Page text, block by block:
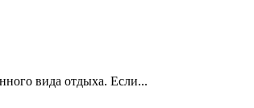
вида отдыха. Если...